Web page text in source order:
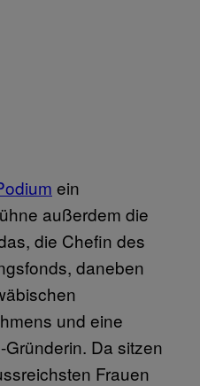
ein
außerdem die
die Chefin des
daneben
und eine
Da sitzen
Frauen